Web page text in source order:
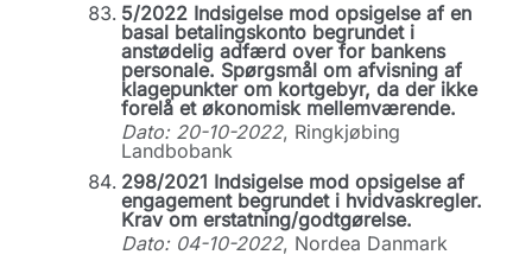
5/2022 Indsigelse mod opsigelse af en
basal betalingskonto begrundet i
anstødelig adfærd over for bankens
personale. Spørgsmål om afvisning af
klagepunkter om kortgebyr, da der ikke
forelå et økonomisk mellemværende.
Dato: 20-10-2022, Ringkjøbing
Landbobank
298/2021 Indsigelse mod opsigelse af
engagement begrundet i hvidvaskregler.
Krav om erstatning/godtgørelse.
Dato: 04-10-2022, Nordea Danmark